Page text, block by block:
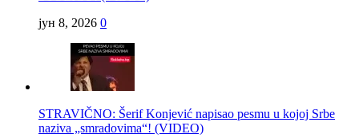
јун 8, 2026 0
STRAVIČNO: Šerif Konjević napisao pesmu u kojoj Srbe
naziva „smradovima“! (VIDEO)